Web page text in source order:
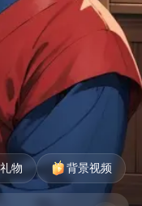
物 背景视频